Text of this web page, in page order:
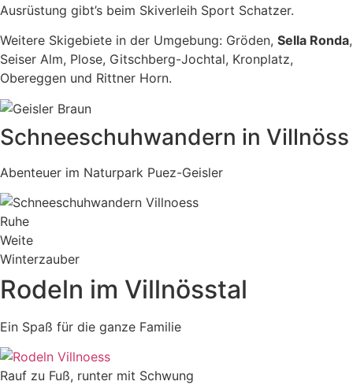
Ausrüstung gibt’s beim Skiverleih Sport Schatzer.
Weitere Skigebiete in der Umgebung: Gröden, Sella Ronda,
Seiser Alm, Plose, Gitschberg-Jochtal, Kronplatz,
Obereggen und Rittner Horn.
Schneeschuhwandern in Villnöss
Abenteuer im Naturpark Puez-Geisler
Ruhe
Weite
Winterzauber
Rodeln im Villnösstal
Ein Spaß für die ganze Familie
Rauf zu Fuß, runter mit Schwung